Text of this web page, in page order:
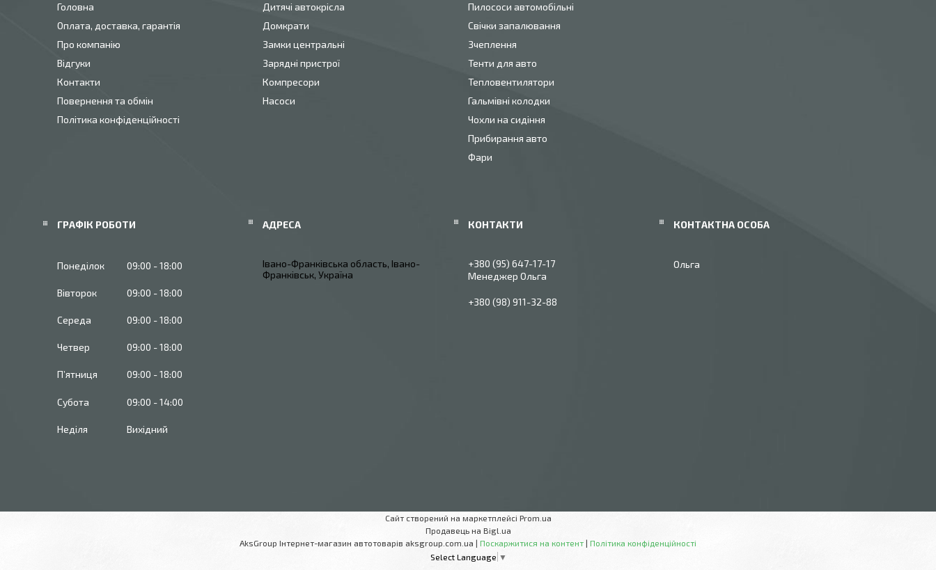
Головна
Оплата, доставка, гарантія
Про компанію
Відгуки
Контакти
Повернення та обмін
Політика конфіденційності
Дитячі автокрісла
Домкрати
Замки центральні
Зарядні пристрої
Компресори
Насоси
Пилососи автомобільні
Свічки запалювання
Зчеплення
Тенти для авто
Тепловентилятори
Гальмівні колодки
Чохли на сидіння
Прибирання авто
Фари
ГРАФІК РОБОТИ
Понеділок 09:00 18:00
Вівторок 09:00 18:00
Середа 09:00 18:00
Четвер 09:00 18:00
Пʼятниця 09:00 18:00
Субота 09:00 14:00
Неділя Вихідний
Івано-Франківська область, Івано-
Франківськ, Україна
+380 (95) 647-17-17
Менеджер Ольга
+380 (98) 911-32-88
Ольга
Сайт створений на маркетплейсі Prom.ua
Продавець на Bigl.ua
AksGroup Інтернет-магазин автотоварів aksgroup.com.ua | Поскаржитися на контент | Політика конфіденційності
Select Language ▼